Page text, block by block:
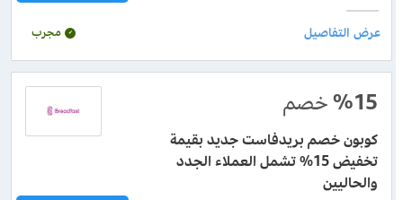
مجرب
%15خصم
كوبون خصم بريدفاست جديد بقيمة
تخفيض 15% تشمل العملاء الجدد
والحاليين